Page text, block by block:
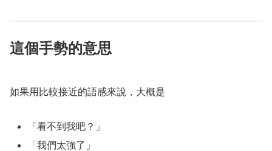
這個手勢的意思
如果用比較接近的語感來說，大概是
「看不到我吧？」
「我們太強了」